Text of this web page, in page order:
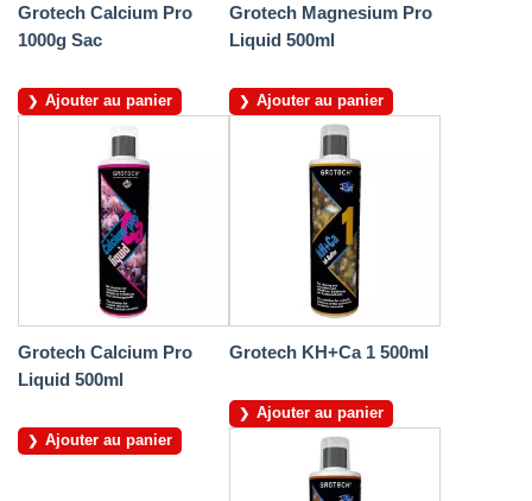
Grotech Calcium Pro
1000g Sac
Ajouter au panier
Grotech Magnesium Pro
Liquid 500ml
Ajouter au panier
Grotech Calcium Pro
Liquid 500ml
Ajouter au panier
Grotech KH+Ca 1 500ml
Ajouter au panier